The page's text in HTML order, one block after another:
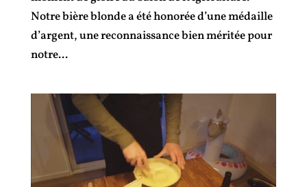
Notre bière blonde a été honorée d’une médaille
d’argent, une reconnaissance bien méritée pour
notre...